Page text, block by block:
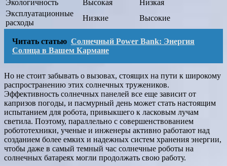
Экологичность Высокая
Низкая
Эксплуатационные
расходы
Низкие Высокие
Читать статью Солнечный Power Bank: Энергия
Солнца в Вашем Кармане
Но не стоит забывать о вызовах, стоящих на пути к широкому
распространению этих солнечных тружеников.
Эффективность солнечных панелей все еще зависит от
капризов погоды, и пасмурный день может стать настоящим
испытанием для робота, привыкшего к ласковым лучам
светила. Поэтому, параллельно с совершенствованием
робототехники, ученые и инженеры активно работают над
созданием более емких и надежных систем хранения энергии,
чтобы даже в самый темный час солнечные роботы на
солнечных батареях могли продолжать свою работу.